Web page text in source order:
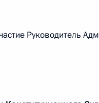
Конституционного
Руководитель